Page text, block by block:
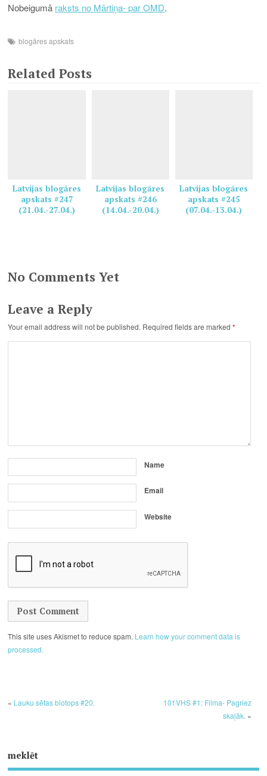
Nobeigumā raksts no Mārtiņa- par OMD.
blogāres apskats
Related Posts
Latvijas blogāres
apskats #247
(21.04.-27.04.)
Latvijas blogāres
apskats #246
(14.04.-20.04.)
Latvijas blogāres
apskats #245
(07.04.-13.04.)
No Comments Yet
Leave a Reply
Your email address will not be published. Required fields are marked*
Name
Email
Website
This site uses Akismet to reduce spam. Learn how your comment data is
processed.
« Lauku sētas biotops #20.
101VHS #1: Filma- Pagriez
skaļāk. »
meklēt